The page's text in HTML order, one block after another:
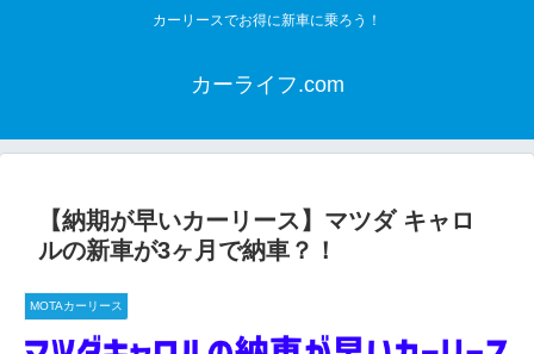
カーリースでお得に新車に乗ろう！
カーライフ.com
【納期が早いカーリース】マツダ キャロ
ルの新車が3ヶ月で納車？！
MOTAカーリース